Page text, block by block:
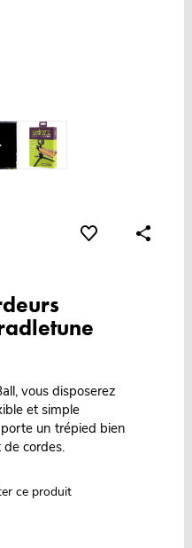
vous disposerez
et simple
un trépied bien
cordes.
ce produit